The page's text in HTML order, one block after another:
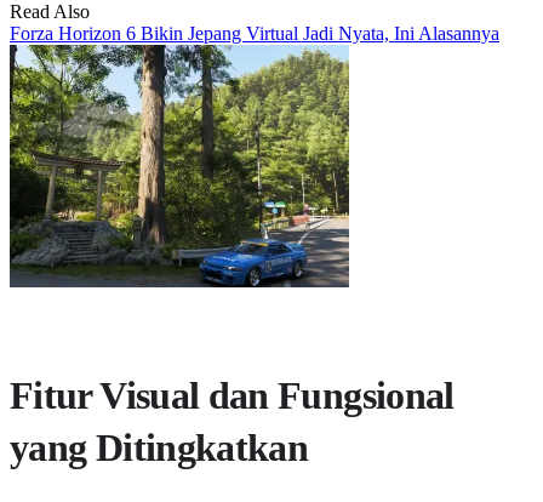
Read Also
Forza Horizon 6 Bikin Jepang Virtual Jadi Nyata, Ini Alasannya
Fitur Visual dan Fungsional
yang Ditingkatkan